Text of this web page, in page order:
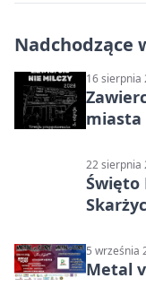
Nadchodzące
16 sierpnia
miasta
22 sierpnia
Święto
5 września
Metal